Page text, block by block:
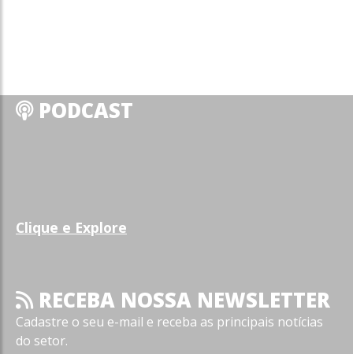
PODCAST
Clique e Explore
RECEBA NOSSA NEWSLETTER
Cadastre o seu e-mail e receba as principais notícias
do setor.